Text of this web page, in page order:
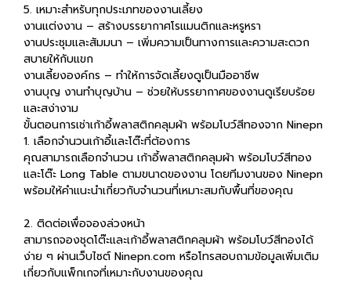
5. เหมาะสำหรับทุกประเภทของงานเลี้ยง
งานแต่งงาน – สร้างบรรยากาศโรแมนติกและหรูหรา
งานประชุมและสัมมนา – เพิ่มความเป็นทางการและความสะดวก
สบายให้กับแขก
งานเลี้ยงองค์กร – ทำให้การจัดเลี้ยงดูเป็นมืออาชีพ
งานบุญ งานทำบุญบ้าน – ช่วยให้บรรยากาศของงานดูเรียบร้อย
และสง่างาม
ขั้นตอนการเช่าเก้าอี้พลาสติกคลุมผ้า พร้อมโบว์สีทองจาก Ninepn
1. เลือกจำนวนเก้าอี้และโต๊ะที่ต้องการ
คุณสามารถเลือกจำนวน เก้าอี้พลาสติกคลุมผ้า พร้อมโบว์สีทอง
และโต๊ะ Long Table ตามขนาดของงาน โดยทีมงานของ Ninepn
พร้อมให้คำแนะนำเกี่ยวกับจำนวนที่เหมาะสมกับพื้นที่ของคุณ
2. ติดต่อเพื่อจองล่วงหน้า
สามารถจองชุดโต๊ะและเก้าอี้พลาสติกคลุมผ้า พร้อมโบว์สีทองได้
ง่าย ๆ ผ่านเว็บไซต์ Ninepn.com หรือโทรสอบถามข้อมูลเพิ่มเติม
เกี่ยวกับแพ็กเกจที่เหมาะกับงานของคุณ